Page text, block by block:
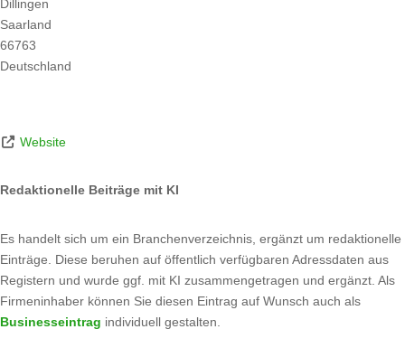
Dillingen
Saarland
66763
Deutschland
Website
Redaktionelle Beiträge mit KI
Es handelt sich um ein Branchenverzeichnis, ergänzt um redaktionelle
Einträge. Diese beruhen auf öffentlich verfügbaren Adressdaten aus
Registern und wurde ggf. mit KI zusammengetragen und ergänzt. Als
Firmeninhaber können Sie diesen Eintrag auf Wunsch auch als
Businesseintrag individuell gestalten.